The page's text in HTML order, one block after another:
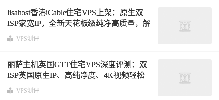
lisahost香港iCable住宅VPS上架：原生双
ISP家宽IP，全新天花板级纯净高质量，解
锁香港所有服务，接受独享整段IP定制交
VPS测评
丽萨主机英国GTT住宅VPS深度评测：双
ISP英国原生IP、高纯净度、4K视频轻松
跑满、三网基本直连
VPS测评